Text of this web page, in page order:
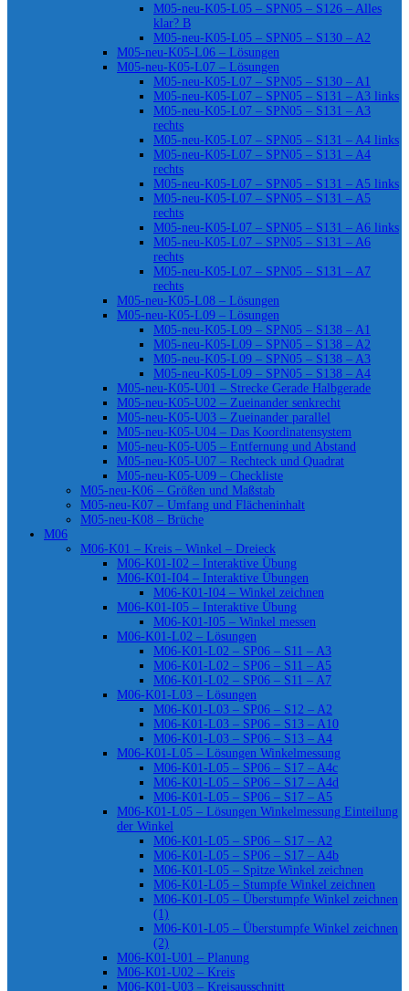
M05-neu-K05-L05 – SPN05 – S126 – Alles
klar? B
M05-neu-K05-L05 – SPN05 – S130 – A2
M05-neu-K05-L06 – Lösungen
M05-neu-K05-L07 – Lösungen
M05-neu-K05-L07 – SPN05 – S130 – A1
M05-neu-K05-L07 – SPN05 – S131 – A3 links
M05-neu-K05-L07 – SPN05 – S131 – A3
rechts
M05-neu-K05-L07 – SPN05 – S131 – A4 links
M05-neu-K05-L07 – SPN05 – S131 – A4
rechts
M05-neu-K05-L07 – SPN05 – S131 – A5 links
M05-neu-K05-L07 – SPN05 – S131 – A5
rechts
M05-neu-K05-L07 – SPN05 – S131 – A6 links
M05-neu-K05-L07 – SPN05 – S131 – A6
rechts
M05-neu-K05-L07 – SPN05 – S131 – A7
rechts
M05-neu-K05-L08 – Lösungen
M05-neu-K05-L09 – Lösungen
M05-neu-K05-L09 – SPN05 – S138 – A1
M05-neu-K05-L09 – SPN05 – S138 – A2
M05-neu-K05-L09 – SPN05 – S138 – A3
M05-neu-K05-L09 – SPN05 – S138 – A4
M05-neu-K05-U01 – Strecke Gerade Halbgerade
M05-neu-K05-U02 – Zueinander senkrecht
M05-neu-K05-U03 – Zueinander parallel
M05-neu-K05-U04 – Das Koordinatensystem
M05-neu-K05-U05 – Entfernung und Abstand
M05-neu-K05-U07 – Rechteck und Quadrat
M05-neu-K05-U09 – Checkliste
M05-neu-K06 – Größen und Maßstab
M05-neu-K07 – Umfang und Flächeninhalt
M05-neu-K08 – Brüche
M06
M06-K01 – Kreis – Winkel – Dreieck
M06-K01-I02 – Interaktive Übung
M06-K01-I04 – Interaktive Übungen
M06-K01-I04 – Winkel zeichnen
M06-K01-I05 – Interaktive Übung
M06-K01-I05 – Winkel messen
M06-K01-L02 – Lösungen
M06-K01-L02 – SP06 – S11 – A3
M06-K01-L02 – SP06 – S11 – A5
M06-K01-L02 – SP06 – S11 – A7
M06-K01-L03 – Lösungen
M06-K01-L03 – SP06 – S12 – A2
M06-K01-L03 – SP06 – S13 – A10
M06-K01-L03 – SP06 – S13 – A4
M06-K01-L05 – Lösungen Winkelmessung
M06-K01-L05 – SP06 – S17 – A4c
M06-K01-L05 – SP06 – S17 – A4d
M06-K01-L05 – SP06 – S17 – A5
M06-K01-L05 – Lösungen Winkelmessung Einteilung
der Winkel
M06-K01-L05 – SP06 – S17 – A2
M06-K01-L05 – SP06 – S17 – A4b
M06-K01-L05 – Spitze Winkel zeichnen
M06-K01-L05 – Stumpfe Winkel zeichnen
M06-K01-L05 – Überstumpfe Winkel zeichnen
(1)
M06-K01-L05 – Überstumpfe Winkel zeichnen
(2)
M06-K01-U01 – Planung
M06-K01-U02 – Kreis
M06-K01-U03 – Kreisausschnitt